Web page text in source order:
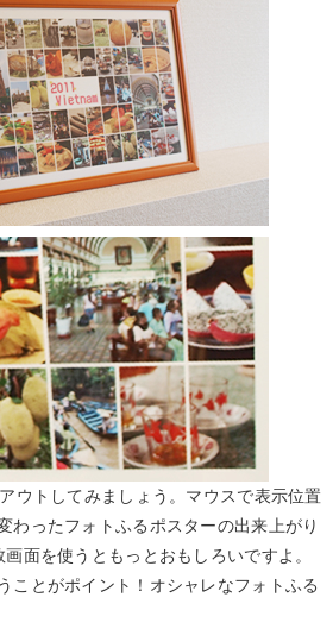
ウトしてみましょう。マウスで表示位置
わったフォトふるポスターの出来上がり
面を使うともっとおもしろいですよ。
ことがポイント！オシャレなフォトふる